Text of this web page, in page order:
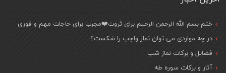
ختم بسم الله الرحمن الرحیم برای ثروت❤️مجرب برای حاجات مهم و فوری
در چه مواردی می توان نماز واجب را شکست؟
فضایل و برکات نماز شب
آثار و برکات سوره طه